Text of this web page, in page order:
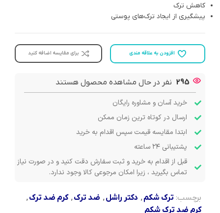
کاهش ترک
پیشگیری از ایجاد ترک‌های پوستی
افزودن به علاقه مندی برای مقایسه اضافه کنید
295 نفر در حال مشاهده محصول هستند
خرید آسان و مشاوره رایگان
ارسال در کوتاه ترین زمان ممکن
ابتدا مقایسه قیمت سپس اقدام به خرید
پشتیبانی ۲۴ ساعته
قبل از اقدام به خرید و ثبت سفارش دقت کنید و در صورت نیاز
تماس بگیرید ، زیرا امکان مرجوعی کالا وجود ندارد.
برچسب: ترک شکم, دکتر راشل, ضد ترک, کرم ضد ترک,
کرم ضد ترک شکم